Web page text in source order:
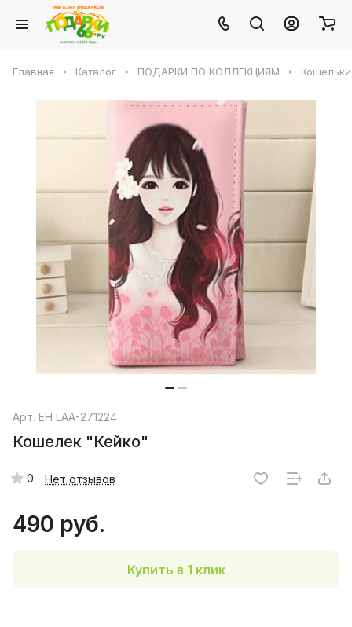
Главная Каталог ПОДАРКИ ПО КОЛЛЕКЦИЯМ Кошельки
Арт. EH LAA-271224
Кошелек "Кейко"
0 Нет отзывов
490 руб.
Купить в 1 клик